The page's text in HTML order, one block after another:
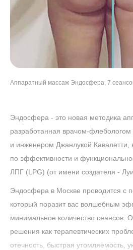
Аппаратный массаж Эндосфера, 7
Антицеллюлитный массаж Эндосфера, 4
Эндосфера, 3 сеанса, фото через месяц
Эндосфера - это новая методика
разработанная врачом-
и инженером Джанлукой Кавалетти,
по эффективности и
ЛПГ (LPG) (от имени создателя -
Эндосфера в Москве проводится с
который поразит вас волшебным
минимальное количество сеансов.
решения как терапевтических
отечность, быстрая утомляемость,